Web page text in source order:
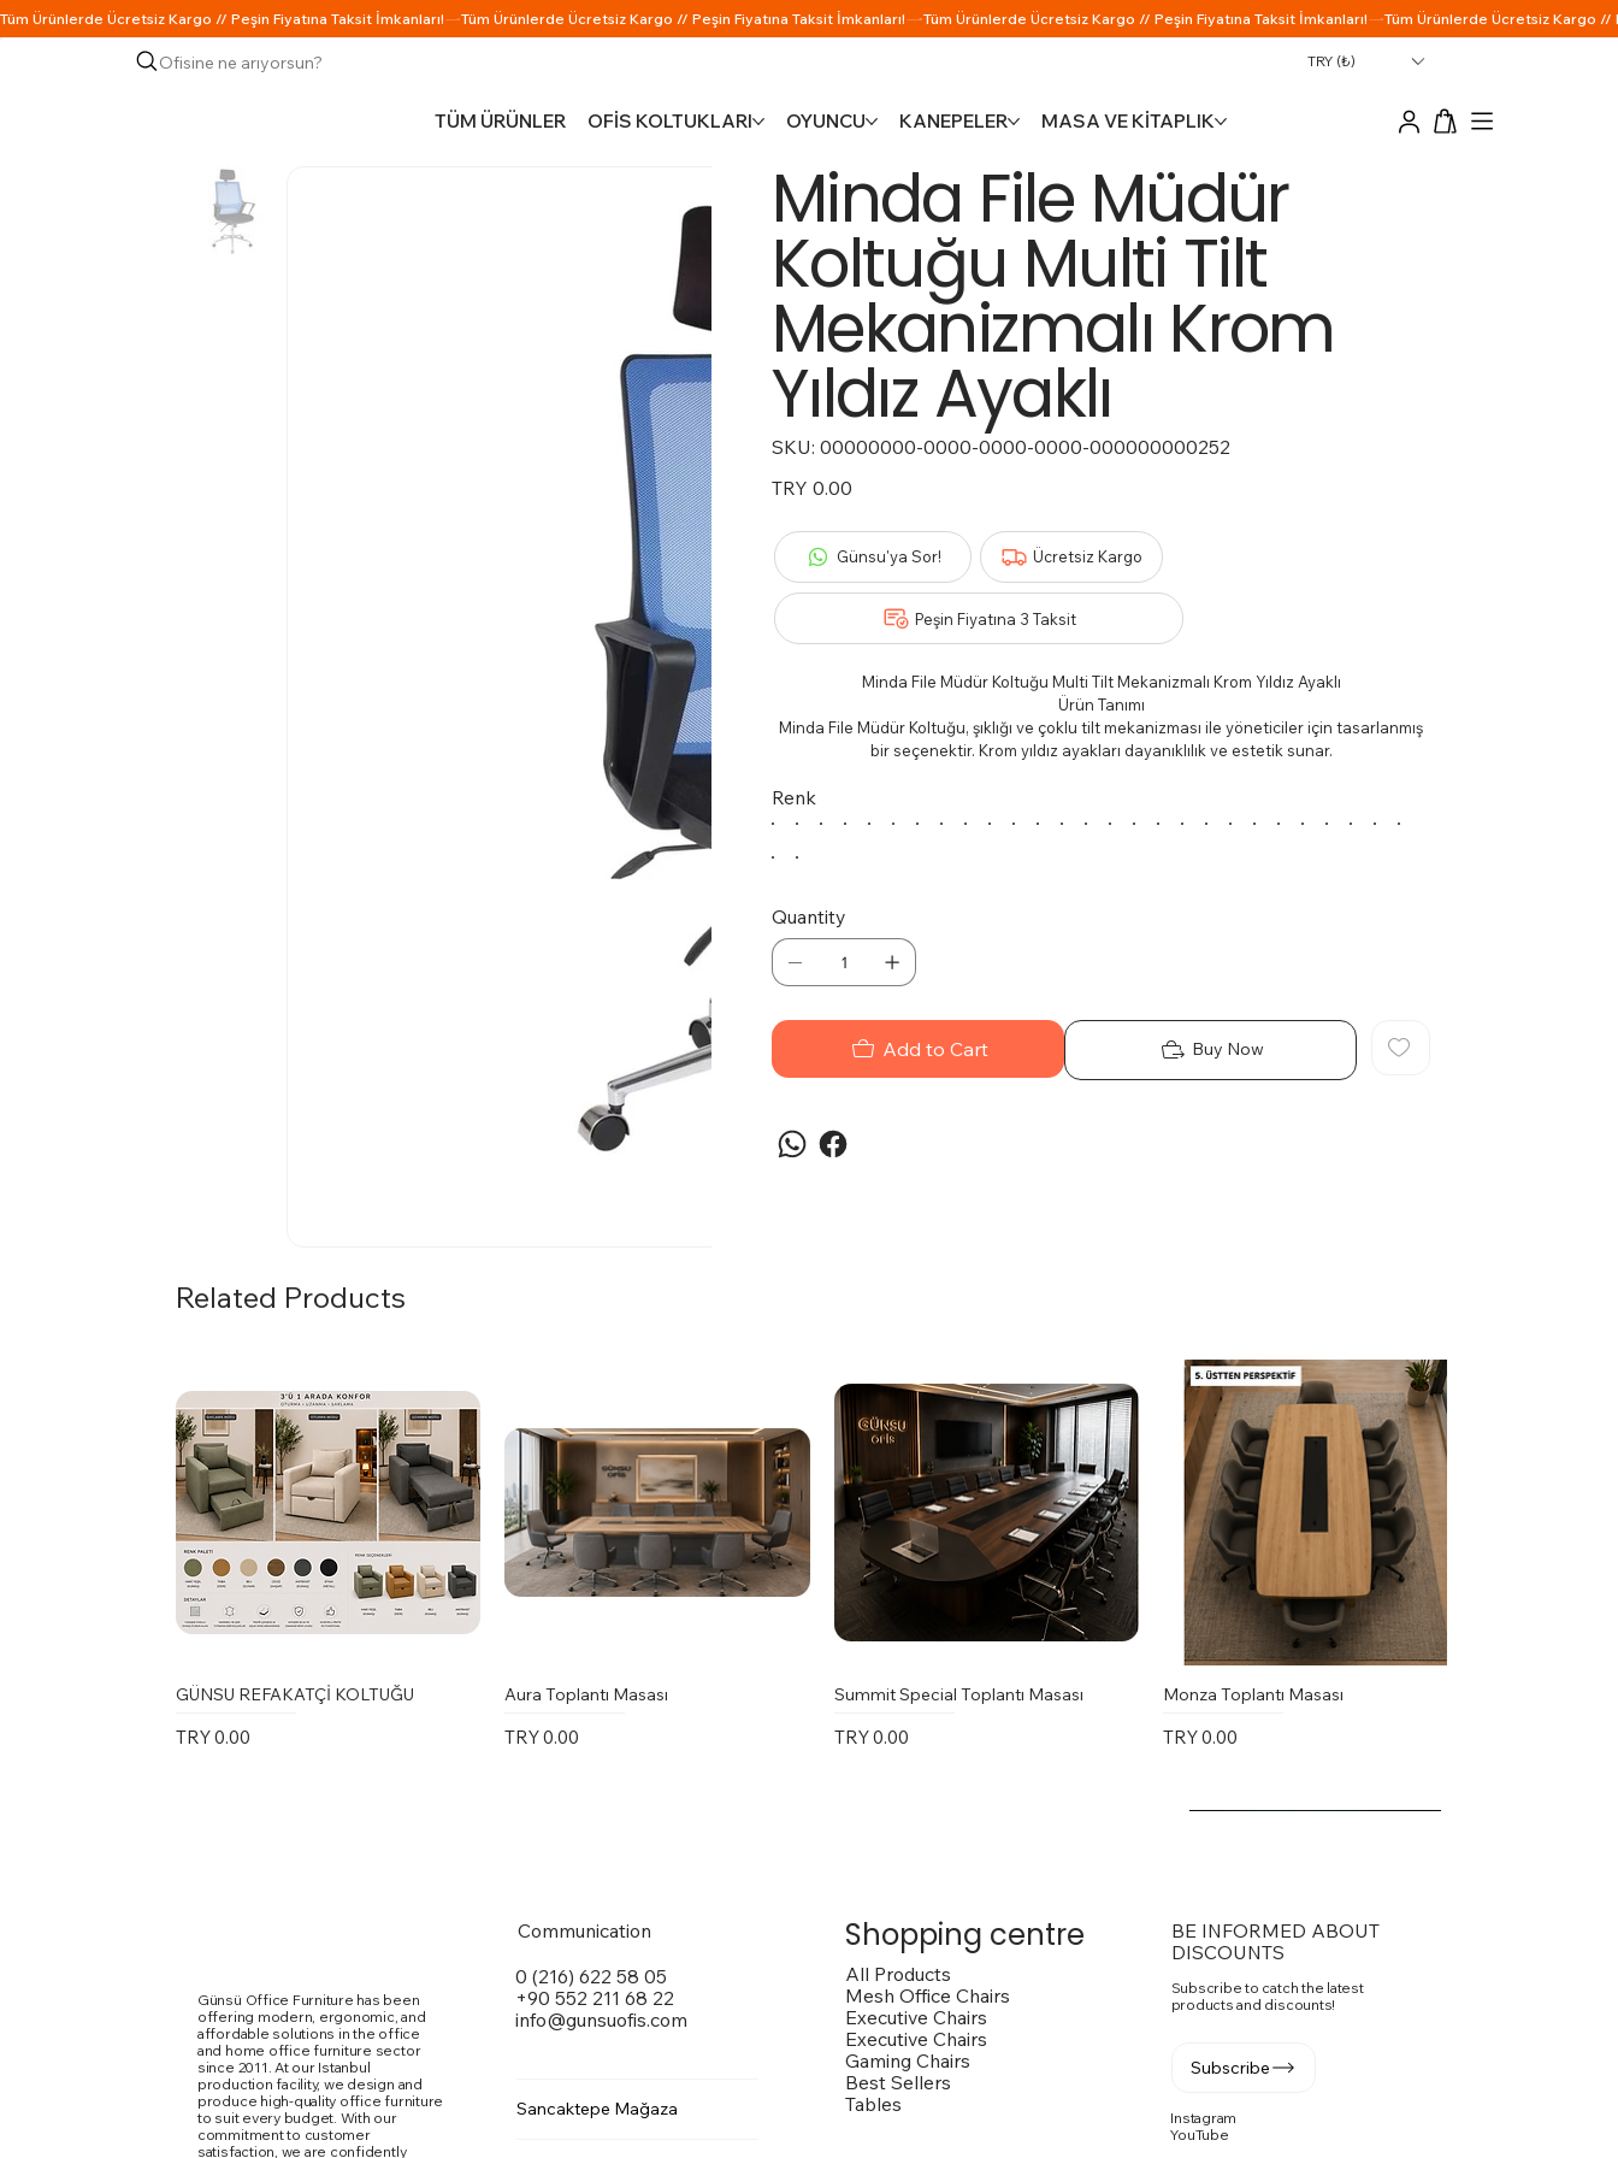
TÜM ÜRÜNLER OFİS KOLTUKLARI OYUNCU KANEPELER MASA VE KİTAPLIK
Ofisine ne arıyorsun? TRY (₺)
Minda File Müdür
Koltuğu Multi Tilt
Mekanizmalı Krom
Yıldız Ayaklı
SKU: SKU
00000000-
0000-
0000-
00000000-0000-0000-0000-000000000252
Price
TRY 0.00
Günsu'ya Sor!
Peşin Fiyatına 3 Taksit
Ücretsiz Kargo
Minda File Müdür Koltuğu Multi Tilt Mekanizmalı Krom Yıldız Ayaklı
Ürün Tanımı
Minda File Müdür Koltuğu, şıklığı ve çoklu tilt mekanizması ile yöneticiler için tasarlanmış
bir seçenektir. Krom yıldız ayakları dayanıklılık ve estetik sunar.
Krom yıldız ayaklar, modern bir görünüm sunar ve dayanıklılığı artırır.
Koltuğun dış yüzeyini hafif nemli bir bezle silerek temizleyebilirsiniz. Krom yüzeyleri için
Renk
Quantity
Add to Cart Buy Now
Related Products
GÜNSU REFAKATÇİ KOLTUĞU
Price
TRY 0.00
Aura Toplantı Masası
Price
TRY 0.00
Summit Special Toplantı Masası
Price
TRY 0.00
Monza Toplantı Masası
Price
TRY 0.00
Marte Toplantı Masası Kare Metal
Vito Toplantı Masası U Toplantı
Karina Kolsuz Sandalye PASKO SANDALYE
Ergomi Sandalye Fuga Yönetici Masa Takımı
Günsü Office Furniture has been
offering modern, ergonomic, and
affordable solutions in the office
and home office furniture sector
since 2011. At our Istanbul
production facility, we design and
produce high-quality office furniture
to suit every budget. With our
commitment to customer
satisfaction, we are confidently
Communication
0 (216) 622 58 05
+90 552 211 68 22
info@gunsuofis.com
Sancaktepe Mağaza
Shopping centre
All Products
Mesh Office Chairs
Executive Chairs
Executive Chairs
Gaming Chairs
Best Sellers
Tables
BE INFORMED ABOUT
DISCOUNTS
Subscribe to catch the latest
products and discounts!
Subscribe
Instagram
YouTube